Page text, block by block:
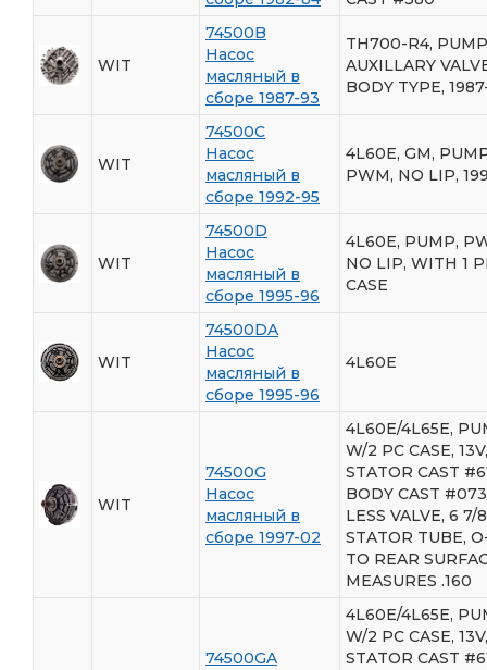
WIT
74500B
Насос
масляный в
сборе 1987-93
TH700-R4,
AUXILLARY
BODY TYPE,
WIT
74500C
Насос
масляный в
сборе 1992-95
4L60E, GM,
PWM, NO LIP,
WIT
74500D
Насос
масляный в
сборе 1995-96
4L60E, PUMP,
NO LIP, WITH 1
CASE
WIT
74500DA
Насос
масляный в
сборе 1995-96
4L60E
WIT
74500G
Насос
масляный в
сборе 1997-02
4L60E/4L65E,
W/2 PC CASE, 13V,
STATOR CAST
BODY CAST
LESS VALVE, 6 7/
STATOR TUBE,
TO REAR
MEASURES .160
74500GA
4L60E/4L65E,
W/2 PC CASE, 13V,
STATOR CAST